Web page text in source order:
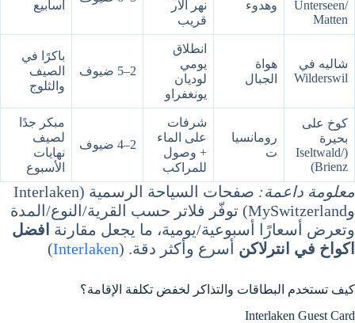
Unterseen/
Matten
وهدوء
نهر الآر
قريب
أسابيع
شاليه في
Wilderswil
هواة
الجبال
انطلاق
يومي
لوديان
يونغفراو
2–5 ضيوف
باكرًا في
الصيف
والثلوج
كوخ على
بحيرة
(Iseltwald/
Brienz)
رومانسيا
ت
شرفات
على الماء
+ وصول
للمراكب
2–4 ضيوف
مبكر جدًا
لصيف
نهايات
الأسبوع
معلومة داعمة:
صفحات السياحة الرسمية (Interlaken
وMySwitzerland) توفّر فلاتر حسب القرية/النوع/المدة
وتعرض أسعارًا أسبوعية/يومية، ما يجعل مقارنة افضل
اكواخ في انترلاكن أسرع وأكثر دقة. (Interlaken
)
كيف تستخدم البطاقات والتذاكر لخفض تكلفة الإقامة؟
Interlaken Guest Card